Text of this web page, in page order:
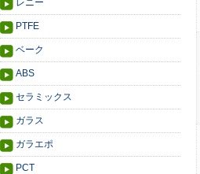
レニー
PTFE
ベーク
ABS
セラミックス
ガラス
ガラエポ
PCT